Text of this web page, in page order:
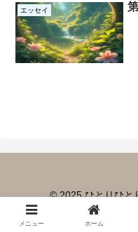
エッセイ
© 2025 ひとりひと
メニュー ホーム